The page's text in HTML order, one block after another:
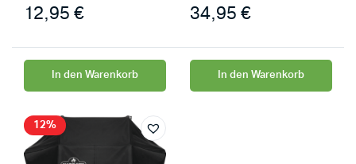
12,95 €
In den Warenkorb
34,95 €
In den Warenkorb
12%